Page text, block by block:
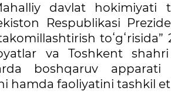
davlat hokimiyati
Respublikasi
toʻgʻrisida”
va Toshkent
boshqaruv
hamda faoliyatini tashkil